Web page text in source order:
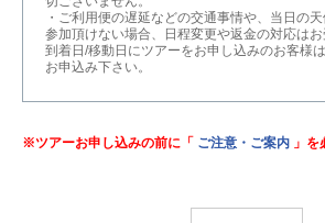
・ご利用便の遅延などの交通事情や、当日の
参加頂けない場合、日程変更や返金の対応はお
到着日/移動日にツアーをお申し込みのお客様
お申込み下さい。
※ツアーお申し込みの前に「 ご注意・ご案内 」を